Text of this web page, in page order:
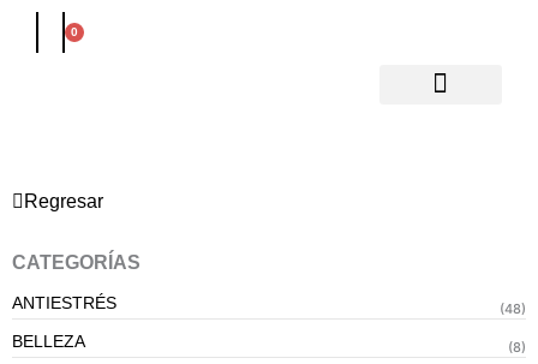
0
Carrito
Regresar
CATEGORÍAS
ANTIESTRÉS (48)
BELLEZA (8)